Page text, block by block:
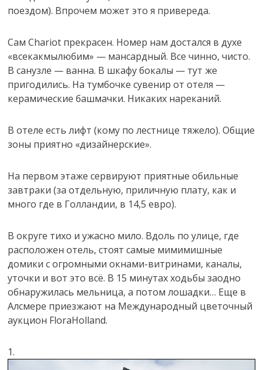
поездом). Впрочем может это я привереда.
Сам Chariot прекрасен. Номер нам достался в духе
«всекакмылюбим» — мансардный. Все чинно, чисто.
В санузле — ванна. В шкафу бокалы — тут же
пригодились. На тумбочке сувенир от отеля —
керамические башмачки. Никаких нареканий.
В отеле есть лифт (кому по лестнице тяжело). Общие
зоны приятно «дизайнерские».
На первом этаже сервируют приятные обильные
завтраки (за отдельную, приличную плату, как и
много где в Голландии, в 14,5 евро).
В округе тихо и ужасно мило. Вдоль по улице, где
расположен отель, стоят самые мимимишные
домики с огромными окнами-витринами, каналы,
уточки и вот это всё. В 15 минутах ходьбы заодно
обнаружилась мельница, а потом лошадки… Еще в
Алсмере приезжают на Международный цветочный
аукцион FloraHolland.
1.